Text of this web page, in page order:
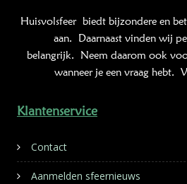
Huisvolsfeer biedt bijzondere en
aan. Daarnaast vinden wij
belangrijk. Neem daarom ook
wanneer je een vraag hebt.
Klantenservice
Contact
Aanmelden sfeernieuws